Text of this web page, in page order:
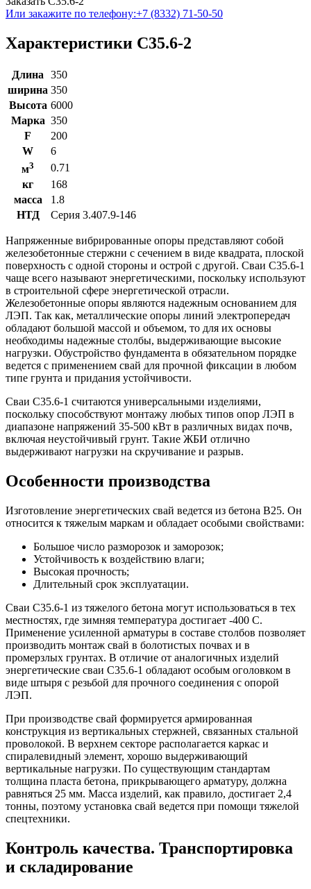
Или закажите по телефону:+7 (8332) 71-50-50
Характеристики С35.6-2
Длина
350
ширина 350
Высота 6000
Марка 350
F
200
W
6
м3
0.71
кг
168
масса
1.8
НТД
Серия 3.407.9-146
Напряженные вибрированные опоры представляют собой
железобетонные стержни с сечением в виде квадрата, плоской
поверхность с одной стороны и острой с другой. Сваи С35.6-1
чаще всего называют энергетическими, поскольку используют
в строительной сфере энергетической отрасли.
Железобетонные опоры являются надежным основанием для
ЛЭП. Так как, металлические опоры линий электропередач
обладают большой массой и объемом, то для их основы
необходимы надежные столбы, выдерживающие высокие
нагрузки. Обустройство фундамента в обязательном порядке
ведется с применением свай для прочной фиксации в любом
типе грунта и придания устойчивости.
Сваи С35.6-1 считаются универсальными изделиями,
поскольку способствуют монтажу любых типов опор ЛЭП в
диапазоне напряжений 35-500 кВт в различных видах почв,
включая неустойчивый грунт. Такие ЖБИ отлично
выдерживают нагрузки на скручивание и разрыв.
Особенности производства
Изготовление энергетических свай ведется из бетона В25. Он
относится к тяжелым маркам и обладает особыми свойствами:
Большое число разморозок и заморозок;
Устойчивость к воздействию влаги;
Высокая прочность;
Длительный срок эксплуатации.
Сваи С35.6-1 из тяжелого бетона могут использоваться в тех
местностях, где зимняя температура достигает -400 С.
Применение усиленной арматуры в составе столбов позволяет
производить монтаж свай в болотистых почвах и в
промерзлых грунтах. В отличие от аналогичных изделий
энергетические сваи С35.6-1 обладают особым оголовком в
виде штыря с резьбой для прочного соединения с опорой
ЛЭП.
При производстве свай формируется армированная
конструкция из вертикальных стержней, связанных стальной
проволокой. В верхнем секторе располагается каркас и
спиралевидный элемент, хорошо выдерживающий
вертикальные нагрузки. По существующим стандартам
толщина пласта бетона, прикрывающего арматуру, должна
равняться 25 мм. Масса изделий, как правило, достигает 2,4
тонны, поэтому установка свай ведется при помощи тяжелой
спецтехники.
Контроль качества. Транспортировка
и складирование